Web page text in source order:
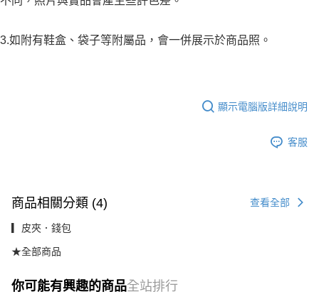
3.如附有鞋盒、袋子等附屬品，會一併展示於商品照。
顯示電腦版詳細說明
客服
商品相關分類 (4) 查看全部
▎皮夾．錢包
★全部商品
你可能有興趣的商品全站排行